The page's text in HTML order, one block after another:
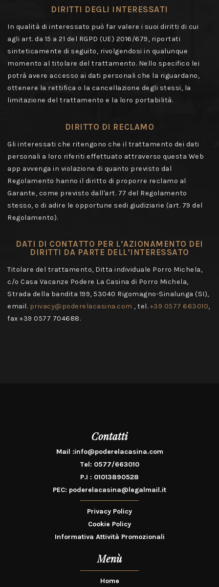
DIRITTI DEGLI INTERESSATI
In qualità di interessato può far valere i suoi diritti di cui
agli art. da 15 a 21 del RGPD (UE) 2016/679, riportati
sinteticamente di seguito, rivolgendosi in qualunque
momento al titolare del trattamento. Nello specifico lei
potrà avere accesso ai dati personali che la riguardano,
ottenere la rettifica o la cancellazione degli stessi, la
limitazione del trattamento e la loro portabilità.
DIRITTO DI RECLAMO
Gli interessati che ritengono che il trattamento dei dati
personali a loro riferiti effettuato attraverso questa Web
app avvenga in violazione di quanto previsto dal
Regolamento hanno il diritto di proporre reclamo al
Garante, come previsto dall'art. 77 del Regolamento
stesso, o di adire le opportune sedi giudiziarie (art. 79 del
Regolamento).
DATI DI CONTATTO PER L’AZIONAMENTO DEI
DIRITTI DA PARTE DELL’INTERESSATO
Titolare del trattamento, Ditta individuale Porro Michela,
c/o Casa Vacanze Podere La Casina di Porro Michela,
Strada della bandita 199, 53040 Rigomagno-Sinalunga (SI),
email. privacy@poderelacasina.com , tel. +39 0577 663010,
fax +39 0577 704688.
Contatti
Mail :info@poderelacasina.com
Tel: 0577/663010
P.I : 01013890528
PEC: poderelacasina@legalmail.it
Privacy Policy
Cookie Policy
Informativa Attività Promozionali
Menù
Home